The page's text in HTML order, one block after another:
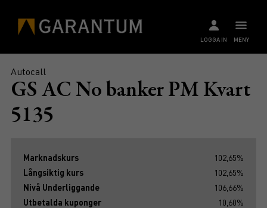
MENY
LOGGA IN
Autocall
GS AC No banker PM Kvart
5135
Marknadskurs
102,65%
Långsiktig kurs
102,65%
Nivå Underliggande
106,66%
Utbetalda kuponger
10,60%